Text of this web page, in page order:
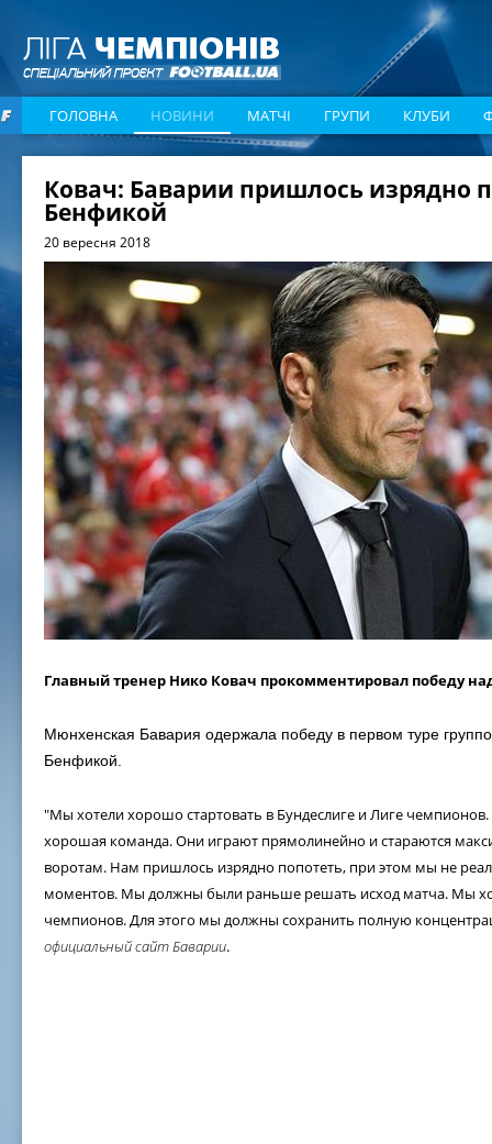
ГОЛОВНА НОВИНИ МАТЧІ ГРУПИ КЛУБИ
Ковач: Баварии пришлось изрядно
Бенфикой
20 вересня 2018
Главный тренер Нико Ковач прокомментировал победу
Мюнхенская Бавария одержала победу в первом туре
Бенфикой.
"Мы хотели хорошо стартовать в Бундеслиге и Лиге
хорошая команда. Они играют прямолинейно и стараются
воротам. Нам пришлось изрядно попотеть, при этом мы не
моментов. Мы должны были раньше решать исход матча. Мы
чемпионов. Для этого мы должны сохранить полную
официальный сайт Баварии.